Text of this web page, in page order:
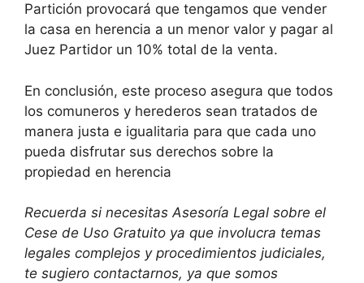
Partición provocará que tengamos que vender
la casa en herencia a un menor valor y pagar al
Juez Partidor un 10% total de la venta.
En conclusión, este proceso asegura que todos
los comuneros y herederos sean tratados de
manera justa e igualitaria para que cada uno
pueda disfrutar sus derechos sobre la
propiedad en herencia
Recuerda si necesitas Asesoría Legal sobre el
Cese de Uso Gratuito ya que involucra temas
legales complejos y procedimientos judiciales,
te sugiero contactarnos, ya que somos